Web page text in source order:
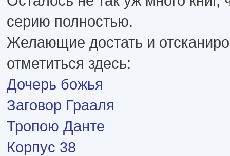
серию полностью.
Желающие достать и
отметиться здесь:
Дочерь божья
Заговор Грааля
Тропою Данте
Корпус 38